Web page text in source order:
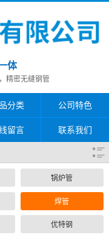
体
精密无缝钢管
分类 公司特色
留言 联系我们
锅炉管
焊管
优特钢